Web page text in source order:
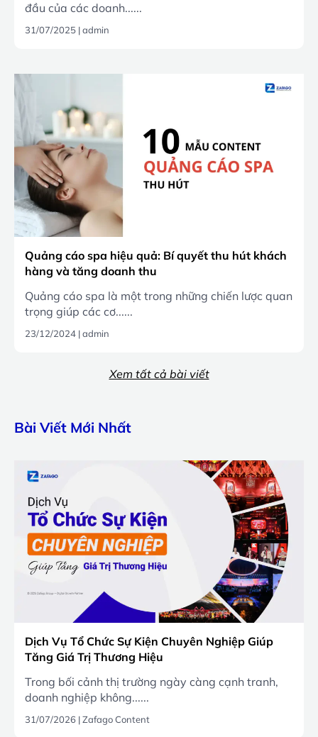
đầu của các doanh......
31/07/2025 |admin
Quảng cáo spa hiệu quả: Bí quyết thu hút khách
hàng và tăng doanh thu
Quảng cáo spa là một trong những chiến lược quan
trọng giúp các cơ......
23/12/2024 |admin
Xem tất cả bài viết
Bài Viết Mới Nhất
Dịch Vụ Tổ Chức Sự Kiện Chuyên Nghiệp Giúp
Tăng Giá Trị Thương Hiệu
Trong bối cảnh thị trường ngày càng cạnh tranh,
doanh nghiệp không......
31/07/2026 |Zafago Content